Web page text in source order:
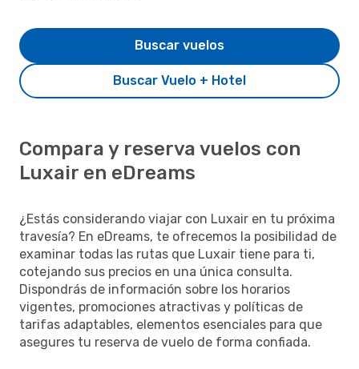
Buscar Vuelo + Hotel
Buscar vuelos
Compara y reserva vuelos con
Luxair en eDreams
¿Estás considerando viajar con Luxair en tu próxima
travesía? En eDreams, te ofrecemos la posibilidad de
examinar todas las rutas que Luxair tiene para ti,
cotejando sus precios en una única consulta.
Dispondrás de información sobre los horarios
vigentes, promociones atractivas y políticas de
tarifas adaptables, elementos esenciales para que
asegures tu reserva de vuelo de forma confiada.